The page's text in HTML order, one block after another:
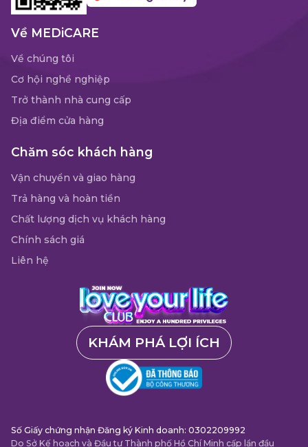
Về MEDiCARE
Về chúng tôi
Cơ hội nghề nghiệp
Trở thành nhà cung cấp
Địa điểm cửa hàng
Chăm sóc khách hàng
Vận chuyển và giao hàng
Trả hàng và hoàn tiền
Chất lượng dịch vụ khách hàng
Chính sách giá
Liên hệ
KHÁM PHÁ LỢI ÍCH
Số Giấy chứng nhận Đăng ký Kinh doanh: 0302209992
Do Sở Kế hoạch và Đầu tư Thành phố Hồ Chí Minh cấp lần đầu